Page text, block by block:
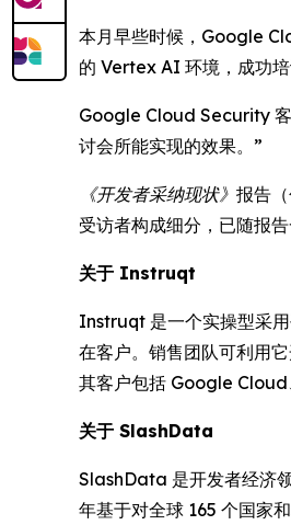
本月早些时候，Google
的 Vertex AI 环境，成功培
Google Cloud Security
讨会所能实现的效果。”
《开发者采纳现状》 报告
受访者构成细分，已随报告
关于 Instruqt
Instruqt 是一个实操型采
在客户。销售团队可利用
其客户包括 Google
关于 SlashData
SlashData 是开发者经济
年基于对全球 165 个国家